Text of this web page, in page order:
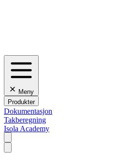
Meny
Produkter
Dokumentasjon
Takberegning
Isola Academy